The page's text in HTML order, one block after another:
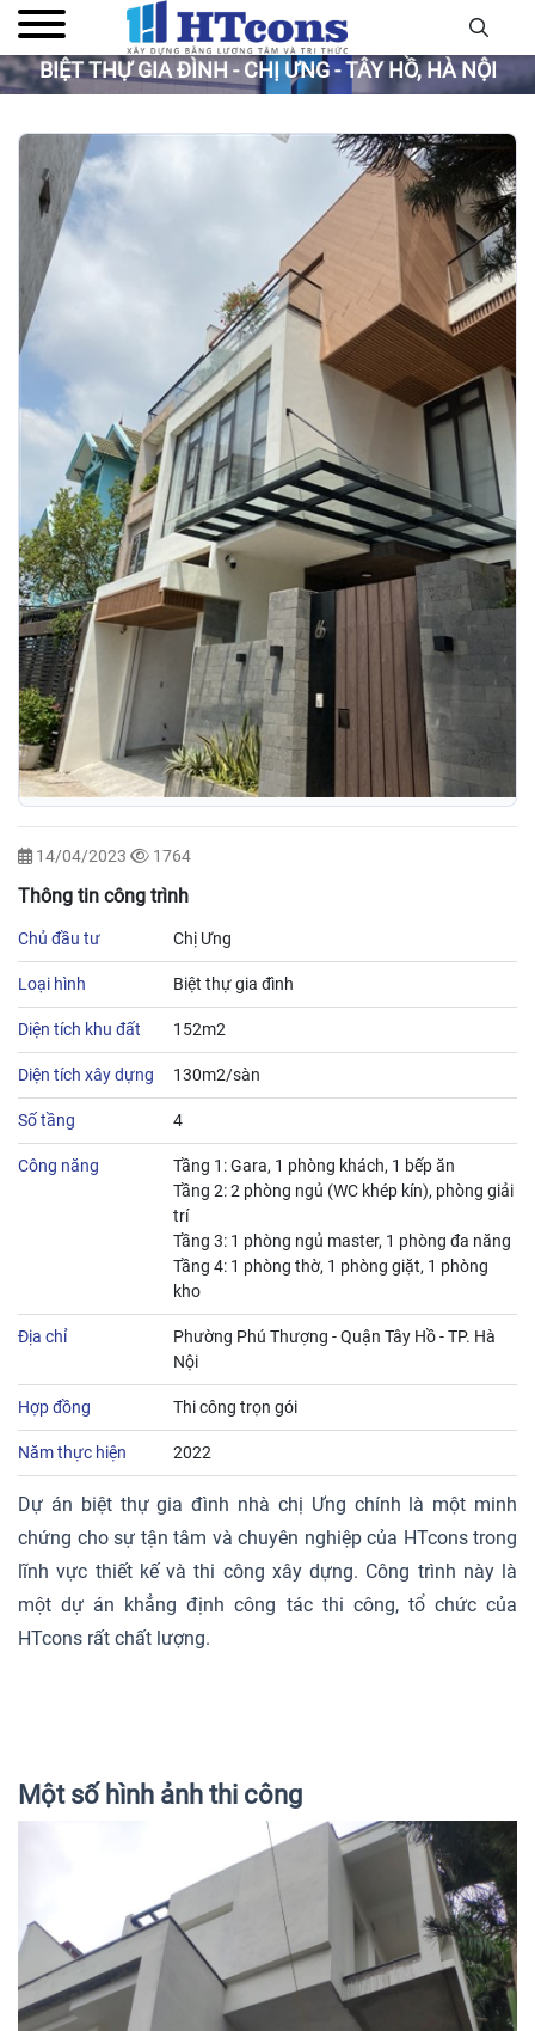
BIỆT THỰ GIA ĐÌNH - CHỊ ƯNG - TÂY HỒ, HÀ NỘI
14/04/2023 1764
Thông tin công trình
Chủ đầu tư Chị Ưng
Loại hình Biệt thự gia đình
Diện tích khu đất 152m2
Diện tích xây dựng 130m2/sàn
Số tầng 4
Công năng
Tầng 1: Gara, 1 phòng khách, 1 bếp ăn
Tầng 2: 2 phòng ngủ (WC khép kín), phòng giải
trí
Tầng 3: 1 phòng ngủ master, 1 phòng đa năng
Tầng 4: 1 phòng thờ, 1 phòng giặt, 1 phòng
kho
Địa chỉ
Phường Phú Thượng - Quận Tây Hồ - TP. Hà
Nội
Hợp đồng Thi công trọn gói
Năm thực hiện 2022
Dự án biệt thự gia đình nhà chị Ưng chính là một minh
chứng cho sự tận tâm và chuyên nghiệp của HTcons trong
lĩnh vực thiết kế và thi công xây dựng. Công trình này là
một dự án khẳng định công tác thi công, tổ chức của
HTcons rất chất lượng.
Một số hình ảnh thi công